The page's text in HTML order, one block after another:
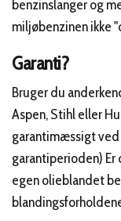
benzinslanger og
miljøbenzinen ikke
Garanti?
Bruger du
Aspen, Stihl eller
garantimæssigt ved
garantiperioden)
egen olieblandet